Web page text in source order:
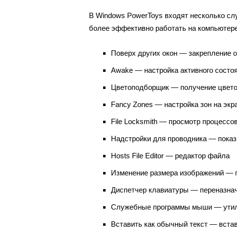
В Windows PowerToys входят несколько
более эффективно работать на
Поверх других окон — закрепление
Awake — настройка активного
Цветоподборщик — получение
Fancy Zones — настройка зон на
File Locksmith — просмотр
Надстройки для проводника —
Hosts File Editor — редактор файла
Изменение размера изображений —
Диспетчер клавиатуры —
Служебные программы мыши —
Вставить как обычный текст —